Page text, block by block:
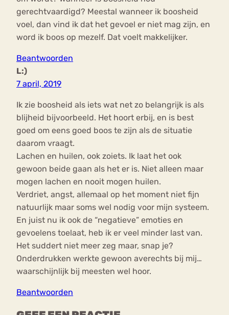
gerechtvaardigd? Meestal wanneer ik boosheid
voel, dan vind ik dat het gevoel er niet mag zijn, en
word ik boos op mezelf. Dat voelt makkelijker.
Beantwoorden
L:)
7 april, 2019
Ik zie boosheid als iets wat net zo belangrijk is als
blijheid bijvoorbeeld. Het hoort erbij, en is best
goed om eens goed boos te zijn als de situatie
daarom vraagt.
Lachen en huilen, ook zoiets. Ik laat het ook
gewoon beide gaan als het er is. Niet alleen maar
mogen lachen en nooit mogen huilen.
Verdriet, angst, allemaal op het moment niet fijn
natuurlijk maar soms wel nodig voor mijn systeem.
En juist nu ik ook de “negatieve” emoties en
gevoelens toelaat, heb ik er veel minder last van.
Het suddert niet meer zeg maar, snap je?
Onderdrukken werkte gewoon averechts bij mij…
waarschijnlijk bij meesten wel hoor.
Beantwoorden